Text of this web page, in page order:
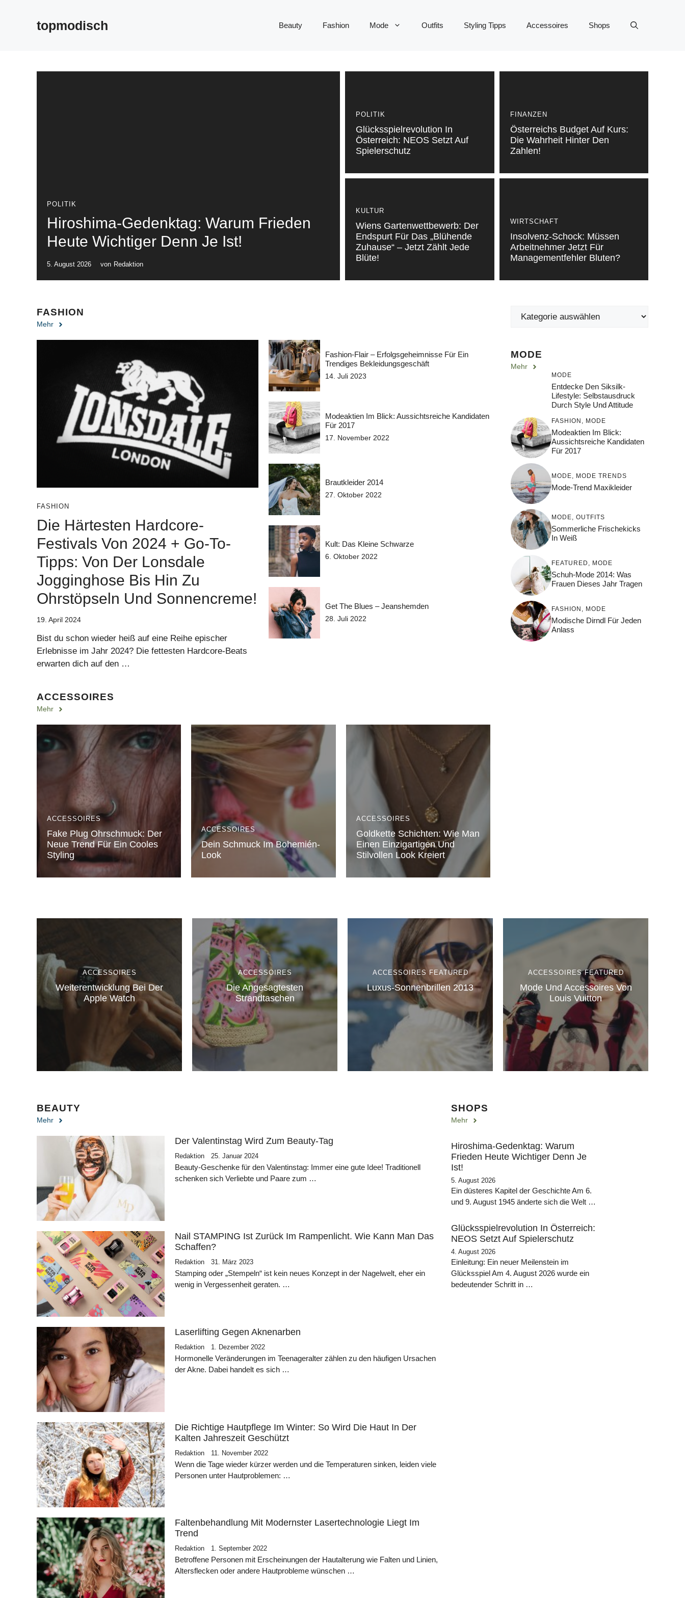
topmodisch Beauty Fashion Mode Outfits Styling Tipps Accessoires Shops
POLITIK
Hiroshima-Gedenktag: Warum Frieden
Heute Wichtiger Denn Je Ist!
5. August 2026 von Redaktion
POLITIK
Glücksspielrevolution In
Österreich: NEOS Setzt Auf
Spielerschutz
FINANZEN
Österreichs Budget Auf Kurs:
Die Wahrheit Hinter Den
Zahlen!
KULTUR
Wiens Gartenwettbewerb: Der
Endspurt Für Das „Blühende
Zuhause“ – Jetzt Zählt Jede
Blüte!
WIRTSCHAFT
Insolvenz-Schock: Müssen
Arbeitnehmer Jetzt Für
Managementfehler Bluten?
FASHION
Mehr
FASHION
Die Härtesten Hardcore-
Festivals Von 2024 + Go-To-
Tipps: Von Der Lonsdale
Jogginghose Bis Hin Zu
Ohrstöpseln Und Sonnencreme!
19. April 2024
Bist du schon wieder heiß auf eine Reihe epischer
Erlebnisse im Jahr 2024? Die fettesten Hardcore-Beats
erwarten dich auf den …
Fashion-Flair – Erfolgsgeheimnisse Für Ein
Trendiges Bekleidungsgeschäft
14. Juli 2023
Modeaktien Im Blick: Aussichtsreiche Kandidaten
Für 2017
17. November 2022
Brautkleider 2014
27. Oktober 2022
Kult: Das Kleine Schwarze
6. Oktober 2022
Get The Blues – Jeanshemden
28. Juli 2022
ACCESSOIRES
Mehr
ACCESSOIRES
Fake Plug Ohrschmuck: Der
Neue Trend Für Ein Cooles
Styling
ACCESSOIRES
Dein Schmuck Im Bohemién-
Look
ACCESSOIRES
Goldkette Schichten: Wie Man
Einen Einzigartigen Und
Stilvollen Look Kreiert
MODE
Mehr
MODE
Entdecke Den Siksilk-
Lifestyle: Selbstausdruck
Durch Style Und Attitude
FASHION MODE
Modeaktien Im Blick:
Aussichtsreiche Kandidaten
Für 2017
MODE MODE TRENDS
Mode-Trend Maxikleider
MODE OUTFITS
Sommerliche Frischekicks
In Weiß
FEATURED MODE
Schuh-Mode 2014: Was
Frauen Dieses Jahr Tragen
FASHION MODE
Modische Dirndl Für Jeden
Anlass
ACCESSOIRES
Weiterentwicklung Bei Der
Apple Watch
ACCESSOIRES
Die Angesagtesten
Strandtaschen
ACCESSOIRES FEATURED
Luxus-Sonnenbrillen 2013
ACCESSOIRES FEATURED
Mode Und Accessoires Von
Louis Vuitton
BEAUTY
Mehr
Der Valentinstag Wird Zum Beauty-Tag
Redaktion 25. Januar 2024
Beauty-Geschenke für den Valentinstag: Immer eine gute Idee! Traditionell
schenken sich Verliebte und Paare zum …
Nail STAMPING Ist Zurück Im Rampenlicht. Wie Kann Man Das
Schaffen?
Redaktion 31. März 2023
Stamping oder „Stempeln“ ist kein neues Konzept in der Nagelwelt, eher ein
wenig in Vergessenheit geraten. …
Laserlifting Gegen Aknenarben
Redaktion 1. Dezember 2022
Hormonelle Veränderungen im Teenageralter zählen zu den häufigen Ursachen
der Akne. Dabei handelt es sich …
Die Richtige Hautpflege Im Winter: So Wird Die Haut In Der
Kalten Jahreszeit Geschützt
Redaktion 11. November 2022
Wenn die Tage wieder kürzer werden und die Temperaturen sinken, leiden viele
Personen unter Hautproblemen: …
Faltenbehandlung Mit Modernster Lasertechnologie Liegt Im
Trend
Redaktion 1. September 2022
Betroffene Personen mit Erscheinungen der Hautalterung wie Falten und Linien,
Altersflecken oder andere Hautprobleme wünschen …
SHOPS
Mehr
Hiroshima-Gedenktag: Warum
Frieden Heute Wichtiger Denn Je
Ist!
5. August 2026
Ein düsteres Kapitel der Geschichte Am 6.
und 9. August 1945 änderte sich die Welt …
Glücksspielrevolution In Österreich:
NEOS Setzt Auf Spielerschutz
4. August 2026
Einleitung: Ein neuer Meilenstein im
Glücksspiel Am 4. August 2026 wurde ein
bedeutender Schritt in …